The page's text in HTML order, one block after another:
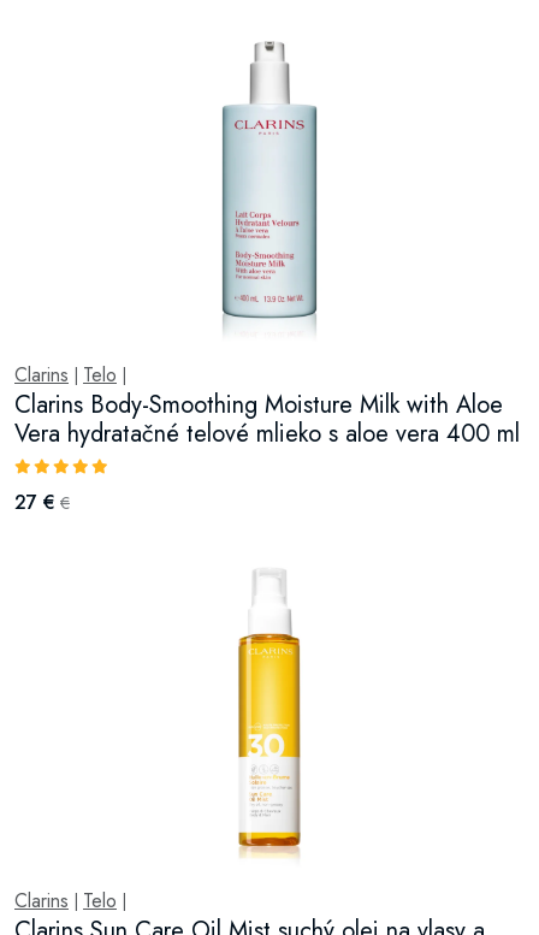
Clarins Telo
Clarins Body-Smoothing Moisture Milk with Aloe
Vera hydratačné telové mlieko s aloe vera 400 ml
27 € €
Clarins Telo